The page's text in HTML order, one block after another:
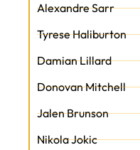
Alexandre Sarr
Tyrese Haliburton
Damian Lillard
Donovan Mitchell
Jalen Brunson
Nikola Jokic